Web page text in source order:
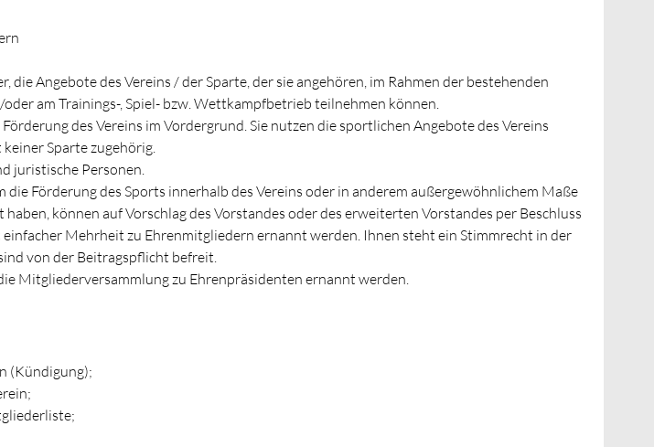
Angebote des Vereins / der Sparte, der sie angehören, im Rahmen der bestehenden
am Trainings-, Spiel- bzw. Wettkampfbetrieb teilnehmen können.
des Vereins im Vordergrund. Sie nutzen die sportlichen Angebote des Vereins
Sparte zugehörig.
juristische Personen.
die Förderung des Sports innerhalb des Vereins oder in anderem außergewöhnlichem Maße
können auf Vorschlag des Vorstandes oder des erweiterten Vorstandes per Beschluss
Mehrheit zu Ehrenmitgliedern ernannt werden. Ihnen steht ein Stimmrecht in der
von der Beitragspflicht befreit.
Mitgliederversammlung zu Ehrenpräsidenten ernannt werden.
(Kündigung);